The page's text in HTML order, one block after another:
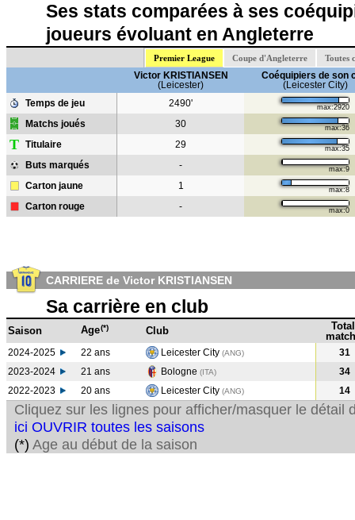
Ses stats comparées à ses
joueurs évoluant en Angleterre
Premier League Coupe d'Angleterre Toutes
Victor KRISTIANSEN
(Leicester)
Coéquipiers de son
(Leicester City)
Temps de jeu
2490' max:2920
Matchs joués 30 max:36
T Titulaire 29 max:35
Buts marqués - max:9
Carton jaune 1 max:8
Carton rouge - max:0
CARRIERE de Victor KRISTIANSEN
Sa carrière en club
Saison Age(*) Club
Total
2024-2025 22 ans Leicester City (ANG)
31
2023-2024
21 ans Bologne (ITA)
34
2022-2023
20 ans Leicester City (ANG) 14
Cliquez sur les lignes pour afficher/masquer le détail
ici OUVRIR toutes les saisons
(*) Age au début de la saison